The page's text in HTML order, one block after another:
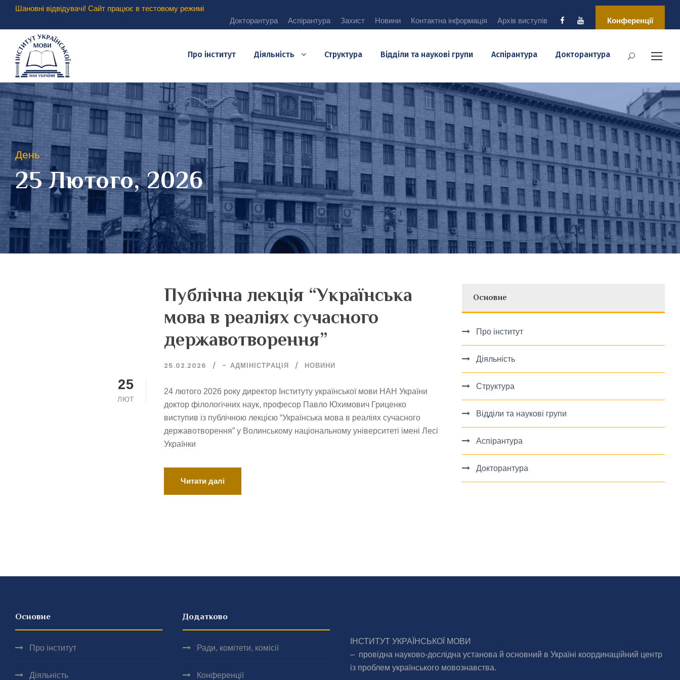
Шановні відвідувачі! Сайт працює в тестовому режимі
Докторантура
Аспірантура Захист Новини Контактна інформація Архів виступів Конференції
Про інститут Діяльність Структура Відділи та наукові групи Аспірантура Докторантура
День
25 Лютого, 2026
25
ЛЮТ
Публічна лекція “Українська
мова в реаліях сучасного
державотворення”
25.02.2026 - АДМІНІСТРАЦІЯ НОВИНИ
24 лютого 2026 року директор Інституту української мови НАН України
доктор філологічних наук, професор Павло Юхимович Гриценко
виступив із публічною лекцією “Українська мова в реаліях сучасного
державотворення” у Волинському національному університеті імені Лесі
Українки
Читати далі
Основне
Про інститут
Діяльність
Структура
Відділи та наукові групи
Аспірантура
Докторантура
Основне
Про інститут
Діяльність
Додатково
Ради, комітети, комісії
Конференції
ІНСТИТУТ УКРАЇНСЬКОЇ МОВИ
– провідна науково-дослідна установа й основний в Україні координаційний центр
із проблем українського мовознавства.